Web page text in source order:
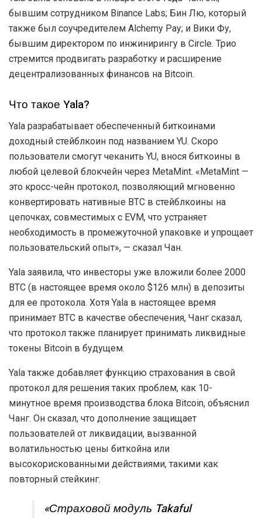
бывшим сотрудником Binance Labs; Бин Лю, который
также был соучредителем Alchemy Pay; и Вики Фу,
бывшим директором по инжинирингу в Circle. Трио
стремится продвигать разработку и расширение
децентрализованных финансов на Bitcoin.
Что такое Yala?
Yala разрабатывает обеспеченный биткоинами
доходный стейблкоин под названием YU. Скоро
пользователи смогут чеканить YU, внося биткоины в
любой целевой блокчейн через MetaMint. «MetaMint —
это кросс-чейн протокол, позволяющий мгновенно
конвертировать нативные BTC в стейблкоины на
цепочках, совместимых с EVM, что устраняет
необходимость в промежуточной упаковке и упрощает
пользовательский опыт», — сказал Чан.
Yala заявила, что инвесторы уже вложили более 2000
BTC (в настоящее время около $126 млн) в депозиты
для ее протокола. Хотя Yala в настоящее время
принимает BTC в качестве обеспечения, Чанг сказал,
что протокол также планирует принимать ликвидные
токены Bitcoin в будущем.
Yala также добавляет функцию страхования в свой
протокол для решения таких проблем, как 10-
минутное время производства блока Bitcoin, объяснил
Чанг. Он сказал, что дополнение защищает
пользователей от ликвидации, вызванной
волатильностью цены биткойна или
высокорискованными действиями, такими как
повторный стейкинг.
«Страховой модуль Takaful